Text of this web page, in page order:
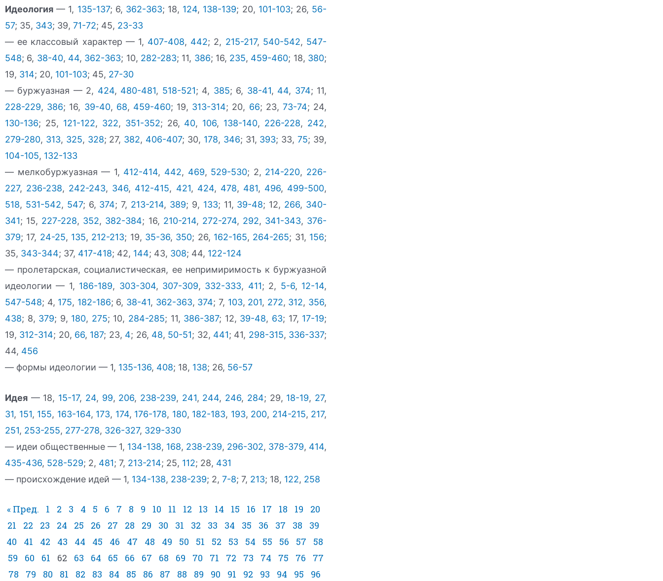
Идеология — 1, 135-137; 6, 362-363; 18, 124, 138-139; 20, 101-103; 26, 56-
57; 35, 343; 39, 71-72; 45, 23-33
— ее классовый характер — 1, 407-408, 442; 2, 215-217, 540-542, 547-
548; 6, 38-40, 44, 362-363; 10, 282-283; 11, 386; 16, 235, 459-460; 18, 380;
19, 314; 20, 101-103; 45, 27-30
— буржуазная — 2, 424, 480-481, 518-521; 4, 385; 6, 38-41, 44, 374; 11,
228-229, 386; 16, 39-40, 68, 459-460; 19, 313-314; 20, 66; 23, 73-74; 24,
130-136; 25, 121-122, 322, 351-352; 26, 40, 106, 138-140, 226-228, 242,
279-280, 313, 325, 328; 27, 382, 406-407; 30, 178, 346; 31, 393; 33,75; 39,
104-105, 132-133
— мелкобуржуазная — 1, 412-414, 442, 469, 529-530; 2, 214-220, 226-
227, 236-238, 242-243, 346, 412-415, 421, 424, 478, 481, 496, 499-500,
518, 531-542, 547; 6, 374; 7, 213-214, 389; 9, 133; 11, 39-48; 12, 266, 340-
341; 15, 227-228, 352, 382-384; 16, 210-214, 272-274, 292, 341-343, 376-
379; 17, 24-25, 135, 212-213; 19, 35-36, 350; 26, 162-165, 264-265; 31, 156;
35, 343-344; 37, 417-418; 42, 144; 43, 308; 44, 122-124
— пролетарская, социалистическая, ее непримиримость к буржуазной
идеологии — 1, 186-189, 303-304, 307-309, 332-333, 411; 2, 5-6, 12-14,
547-548; 4, 175, 182-186; 6, 38-41, 362-363, 374; 7, 103, 201, 272, 312, 356,
438; 8, 379; 9, 180, 275; 10, 284-285; 11, 386-387; 12, 39-48, 63; 17, 17-19;
19, 312-314; 20, 66, 187; 23, 4; 26, 48, 50-51; 32, 441; 41, 298-315, 336-337;
44, 456
— формы идеологии — 1, 135-136, 408; 18, 138; 26, 56-57
Идея — 18, 15-17, 24, 99, 206, 238-239, 241, 244, 246, 284; 29, 18-19, 27,
31, 151, 155, 163-164, 173, 174, 176-178, 180, 182-183, 193, 200, 214-215, 217,
251, 253-255, 277-278, 326-327, 329-330
— идеи общественные — 1, 134-138, 168, 238-239, 296-302, 378-379, 414,
435-436, 528-529; 2, 481; 7, 213-214; 25, 112; 28, 431
— происхождение идей — 1, 134-138, 238-239; 2, 7-8; 7, 213; 18, 122, 258
« Пред. 1 2 3 4 5 6 7 8 9 10 11 12 13 14 15 16 17 18 19
20
21
22 23 24 25 26 27 28 29 30 31 32 33 34 35 36 37 38
39
40
41 42 43 44 45 46 47 48 49 50 51 52 53 54 55 56 57
58
59
60 61 62 63 64 65 66 67 68 69 70 71 72 73 74 75 76
77
78
79 80 81 82 83 84 85 86 87 88 89 90 91 92 93 94 95 96